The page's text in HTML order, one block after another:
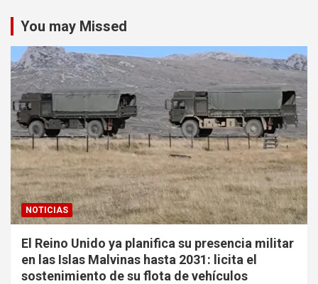
You may Missed
NOTICIAS
El Reino Unido ya planifica su presencia militar
en las Islas Malvinas hasta 2031: licita el
sostenimiento de su flota de vehículos